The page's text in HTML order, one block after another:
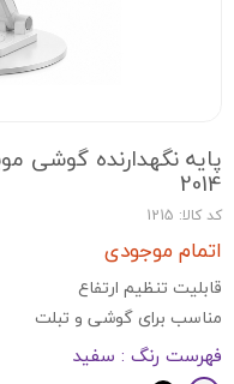
2014
کد کالا: 1215
اتمام موجودی
قابلیت تنظیم ارتفاع
مناسب برای گوشی و تبلت
فهرست رنگ : سفید